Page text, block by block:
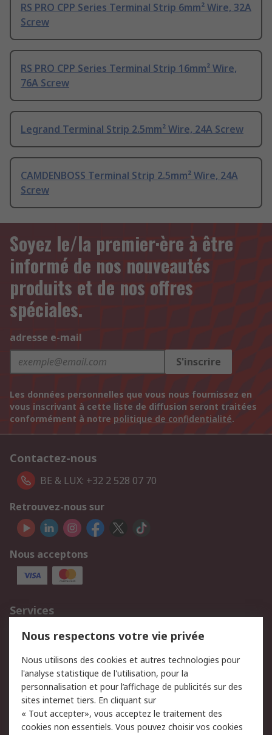
RS PRO CPP Series Terminal Strip 6mm² Wire, 32A
Screw
RS PRO CPP Series Terminal Strip 16mm² Wire,
76A Screw
Legrand Terminal Strip 2.5mm² Wire, 24A Screw
CAMDENBOSS Terminal Strip 2.5mm² Wire, 24A
Screw
Soyez le/la premier·ère à être
informé de nos nouveautés
produits et de nos offres
spéciales.
adresse e-mail
S'inscrire
Les données personnelles que vous nous fournissez en
vous inscrivant à cette liste de diffusion seront traitées
conformément à notre politique de confidentialité.
Contactez-nous
BE & LUX: +32 2 528 07 70
Retrouvez-nous sur
Nous acceptons
Services
750.000 produits
2.500 marques
Retours
Support technique
Track & trace
Legal
Nous respectons votre vie privée
Nous utilisons des cookies et autres technologies pour
l'analyse statistique de l'utilisation, pour la
personnalisation et pour l’affichage de publicités sur des
sites internet tiers. En cliquant sur
« Tout accepter», vous acceptez le traitement des
cookies non essentiels. Vous pouvez choisir vos cookies